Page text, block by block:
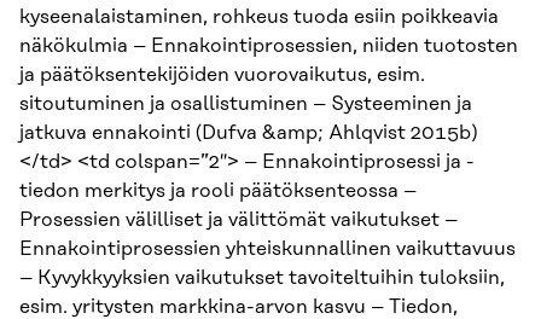
kyseenalaistaminen, rohkeus tuoda esiin poikkeavia
näkökulmia – Ennakointiprosessien, niiden tuotosten
ja päätöksentekijöiden vuorovaikutus, esim.
sitoutuminen ja osallistuminen – Systeeminen ja
jatkuva ennakointi (Dufva &amp; Ahlqvist 2015b)
</td> <td colspan=”2″> – Ennakointiprosessi ja -
tiedon merkitys ja rooli päätöksenteossa –
Prosessien välilliset ja välittömät vaikutukset –
Ennakointiprosessien yhteiskunnallinen vaikuttavuus
– Kyvykkyyksien vaikutukset tavoiteltuihin tuloksiin,
esim. yritysten markkina-arvon kasvu – Tiedon,